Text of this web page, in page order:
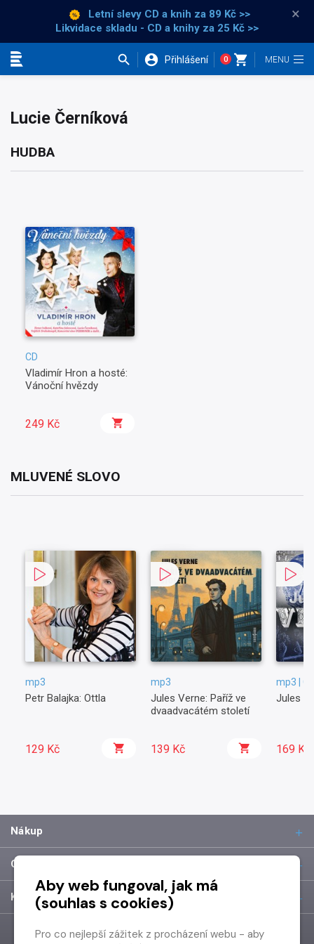
Letní slevy CD a knih za 89 Kč >>
Likvidace skladu - CD a knihy za 25 Kč >>
×
Přihlášení 0
Lucie Černíková
HUDBA
CD
Vladimír Hron a hosté:
Vánoční hvězdy
249 Kč
MLUVENÉ SLOVO
mp3
Petr Balajka: Ottla
129 Kč
mp3
Jules Verne: Paříž ve
dvaadvacátém století
139 Kč
mp3 |
Jules
169 Kč
Nákup
O společnosti
Kontakt
Aby web fungoval, jak má
(souhlas s cookies)
Pro co nejlepší zážitek z procházení webu - aby